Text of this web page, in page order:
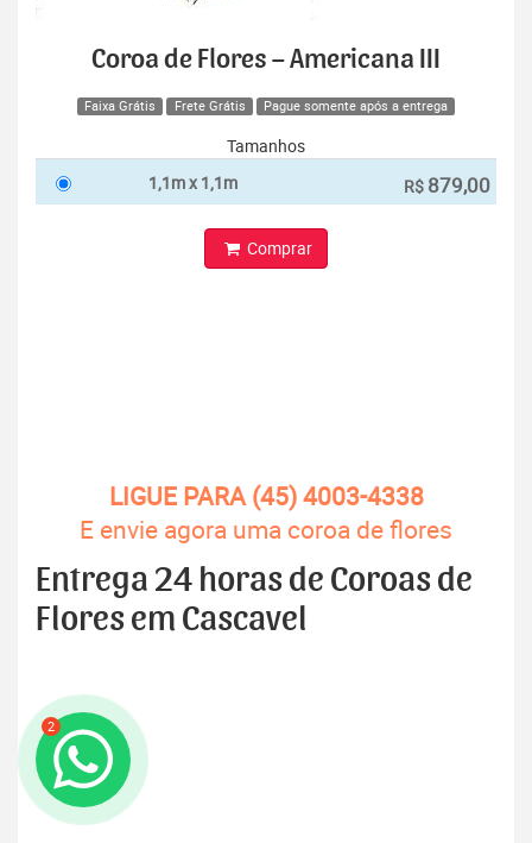
2
Coroa de Flores – Americana III
Faixa Grátis Frete Grátis Pague somente após a entrega
Tamanhos
1,1m x 1,1m
R$ 879,00
Comprar
LIGUE PARA (45) 4003-4338
E envie agora uma coroa de flores
Entrega 24 horas de Coroas de
Flores em Cascavel